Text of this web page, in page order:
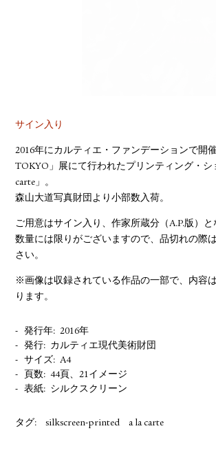
サイン入り
2016年にカルティエ・ファンデーションで開
TOKYO」展にて行われたプリンティング・シ
carte」。
森山大道写真財団より小部数入荷。
ご用意はサイン入り、作家所蔵分（A.P.版）と
数量には限りがございますので、品切れの際
さい。
※画像は収録されている作品の一部で、内容
ります。
発行年
2016年
発行
カルティエ現代美術財団
サイズ
A4
頁数
44頁、21イメージ
表紙
シルクスクリーン
タグ: silkscreen-printed a la carte